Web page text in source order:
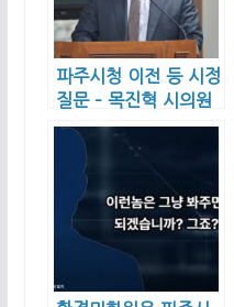
파주시청 이전 등 시정
질문 – 목진혁 시의원